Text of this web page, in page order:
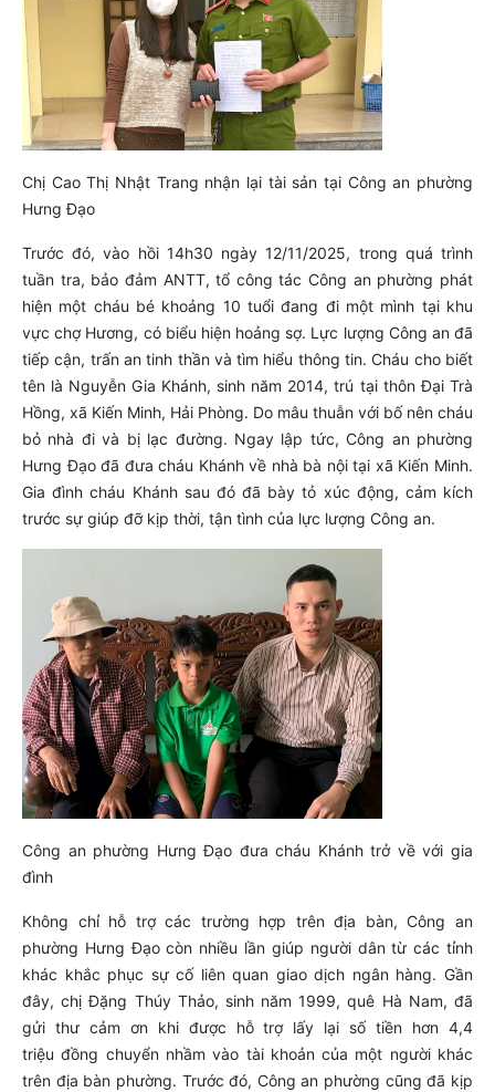
Chị Cao Thị Nhật Trang nhận lại tài sản tại Công an phường
Hưng Đạo
Trước đó, vào hồi 14h30 ngày 12/11/2025, trong quá trình
tuần tra, bảo đảm ANTT, tổ công tác Công an phường phát
hiện một cháu bé khoảng 10 tuổi đang đi một mình tại khu
vực chợ Hương, có biểu hiện hoảng sợ. Lực lượng Công an đã
tiếp cận, trấn an tinh thần và tìm hiểu thông tin. Cháu cho biết
tên là Nguyễn Gia Khánh, sinh năm 2014, trú tại thôn Đại Trà
Hồng, xã Kiến Minh, Hải Phòng. Do mâu thuẫn với bố nên cháu
bỏ nhà đi và bị lạc đường. Ngay lập tức, Công an phường
Hưng Đạo đã đưa cháu Khánh về nhà bà nội tại xã Kiến Minh.
Gia đình cháu Khánh sau đó đã bày tỏ xúc động, cảm kích
trước sự giúp đỡ kịp thời, tận tình của lực lượng Công an.
Công an phường Hưng Đạo đưa cháu Khánh trở về với gia
đình
Không chỉ hỗ trợ các trường hợp trên địa bàn, Công an
phường Hưng Đạo còn nhiều lần giúp người dân từ các tỉnh
khác khắc phục sự cố liên quan giao dịch ngân hàng. Gần
đây, chị Đặng Thúy Thảo, sinh năm 1999, quê Hà Nam, đã
gửi thư cảm ơn khi được hỗ trợ lấy lại số tiền hơn 4,4
triệu đồng chuyển nhầm vào tài khoản của một người khác
trên địa bàn phường. Trước đó, Công an phường cũng đã kịp